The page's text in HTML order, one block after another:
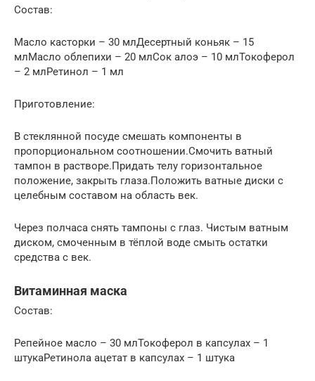
Состав:
Масло касторки – 30 млДесертный коньяк – 15
млМасло облепихи – 20 млСок алоэ – 10 млТокоферол
– 2 млРетинол – 1 мл
Приготовление:
В стеклянной посуде смешать компоненты в
пропорциональном соотношении.Смочить ватный
тампон в растворе.Придать телу горизонтальное
положение, закрыть глаза.Положить ватные диски с
целебным составом на область век.
Через полчаса снять тампоны с глаз. Чистым ватным
диском, смоченным в тёплой воде смыть остатки
средства с век.
Витаминная маска
Состав:
Репейное масло – 30 млТокоферол в капсулах – 1
штукаРетинола ацетат в капсулах – 1 штука